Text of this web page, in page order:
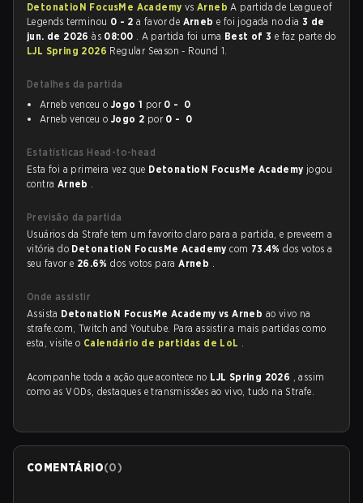
DetonatioN FocusMe Academy vsArnebA partida de League of
Legends terminou 0 - 2 a favor de Arnebe foi jogada no dia3 de
jun. de 2026às 08:00 . A partida foi uma Best of 3 e faz parte do
LJL Spring 2026 Regular Season - Round 1.
Detalhes da partida
Arneb venceu o Jogo 1 por 0 - 0
Arneb venceu o Jogo 2 por 0 - 0
Estatísticas Head-to-head
Esta foi a primeira vez que DetonatioN FocusMe Academy jogou
contra Arneb .
Previsão da partida
Usuários da Strafe tem um favorito claro para a partida, e preveem a
vitória do DetonatioN FocusMe Academycom 73.4%dos votos a
seu favor e 26.6%dos votos paraArneb .
Onde assistir
Assista DetonatioN FocusMe Academy vs Arneb ao vivo na
strafe.com, Twitch and Youtube. Para assistir a mais partidas como
esta, visite o Calendário de partidas de LoL .
Acompanhe toda a ação que acontece no LJL Spring 2026 , assim
como as VODs, destaques e transmissões ao vivo, tudo na Strafe.
COMENTÁRIO(0)